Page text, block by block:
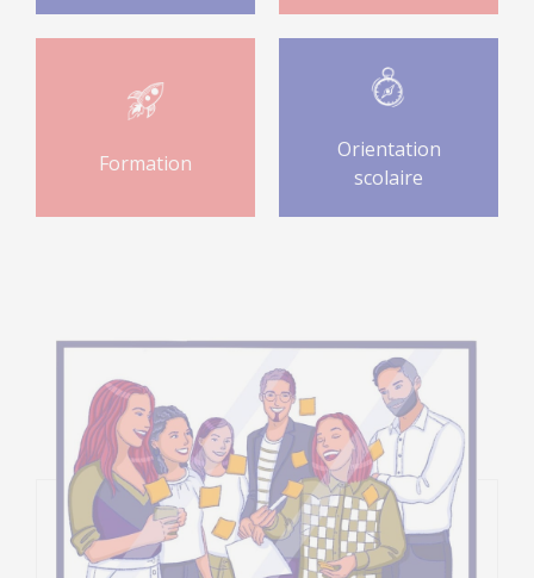
Formation
Orientation
scolaire